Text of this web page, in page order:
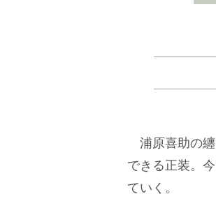
浦原喜助の纏
できる正装。
ていく。